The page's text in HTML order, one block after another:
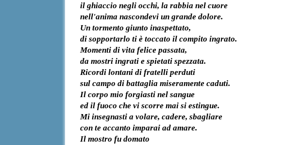
​il ghiaccio negli occhi, la rabbia nel cuore
nell'anima nascondevi un grande dolore.
​Un tormento giunto inaspettato,
di sopportarlo ti è toccato il compito ingrato.
Momenti di vita felice passata,
​da mostri ingrati e spietati spezzata.
Ricordi lontani di fratelli perduti
sul campo di battaglia miseramente caduti.
Il corpo mio forgiasti nel sangue
​ed il fuoco che vi scorre mai si estingue.
​Mi insegnasti a volare, cadere, sbagliare
​con te accanto imparai ad amare.
Il mostro fu domato